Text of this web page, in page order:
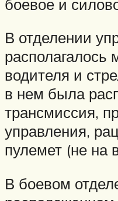
боевое и
В отделении
располагалось
водителя и
в нем была
трансмиссия,
управления,
пулемет (не на
В боевом